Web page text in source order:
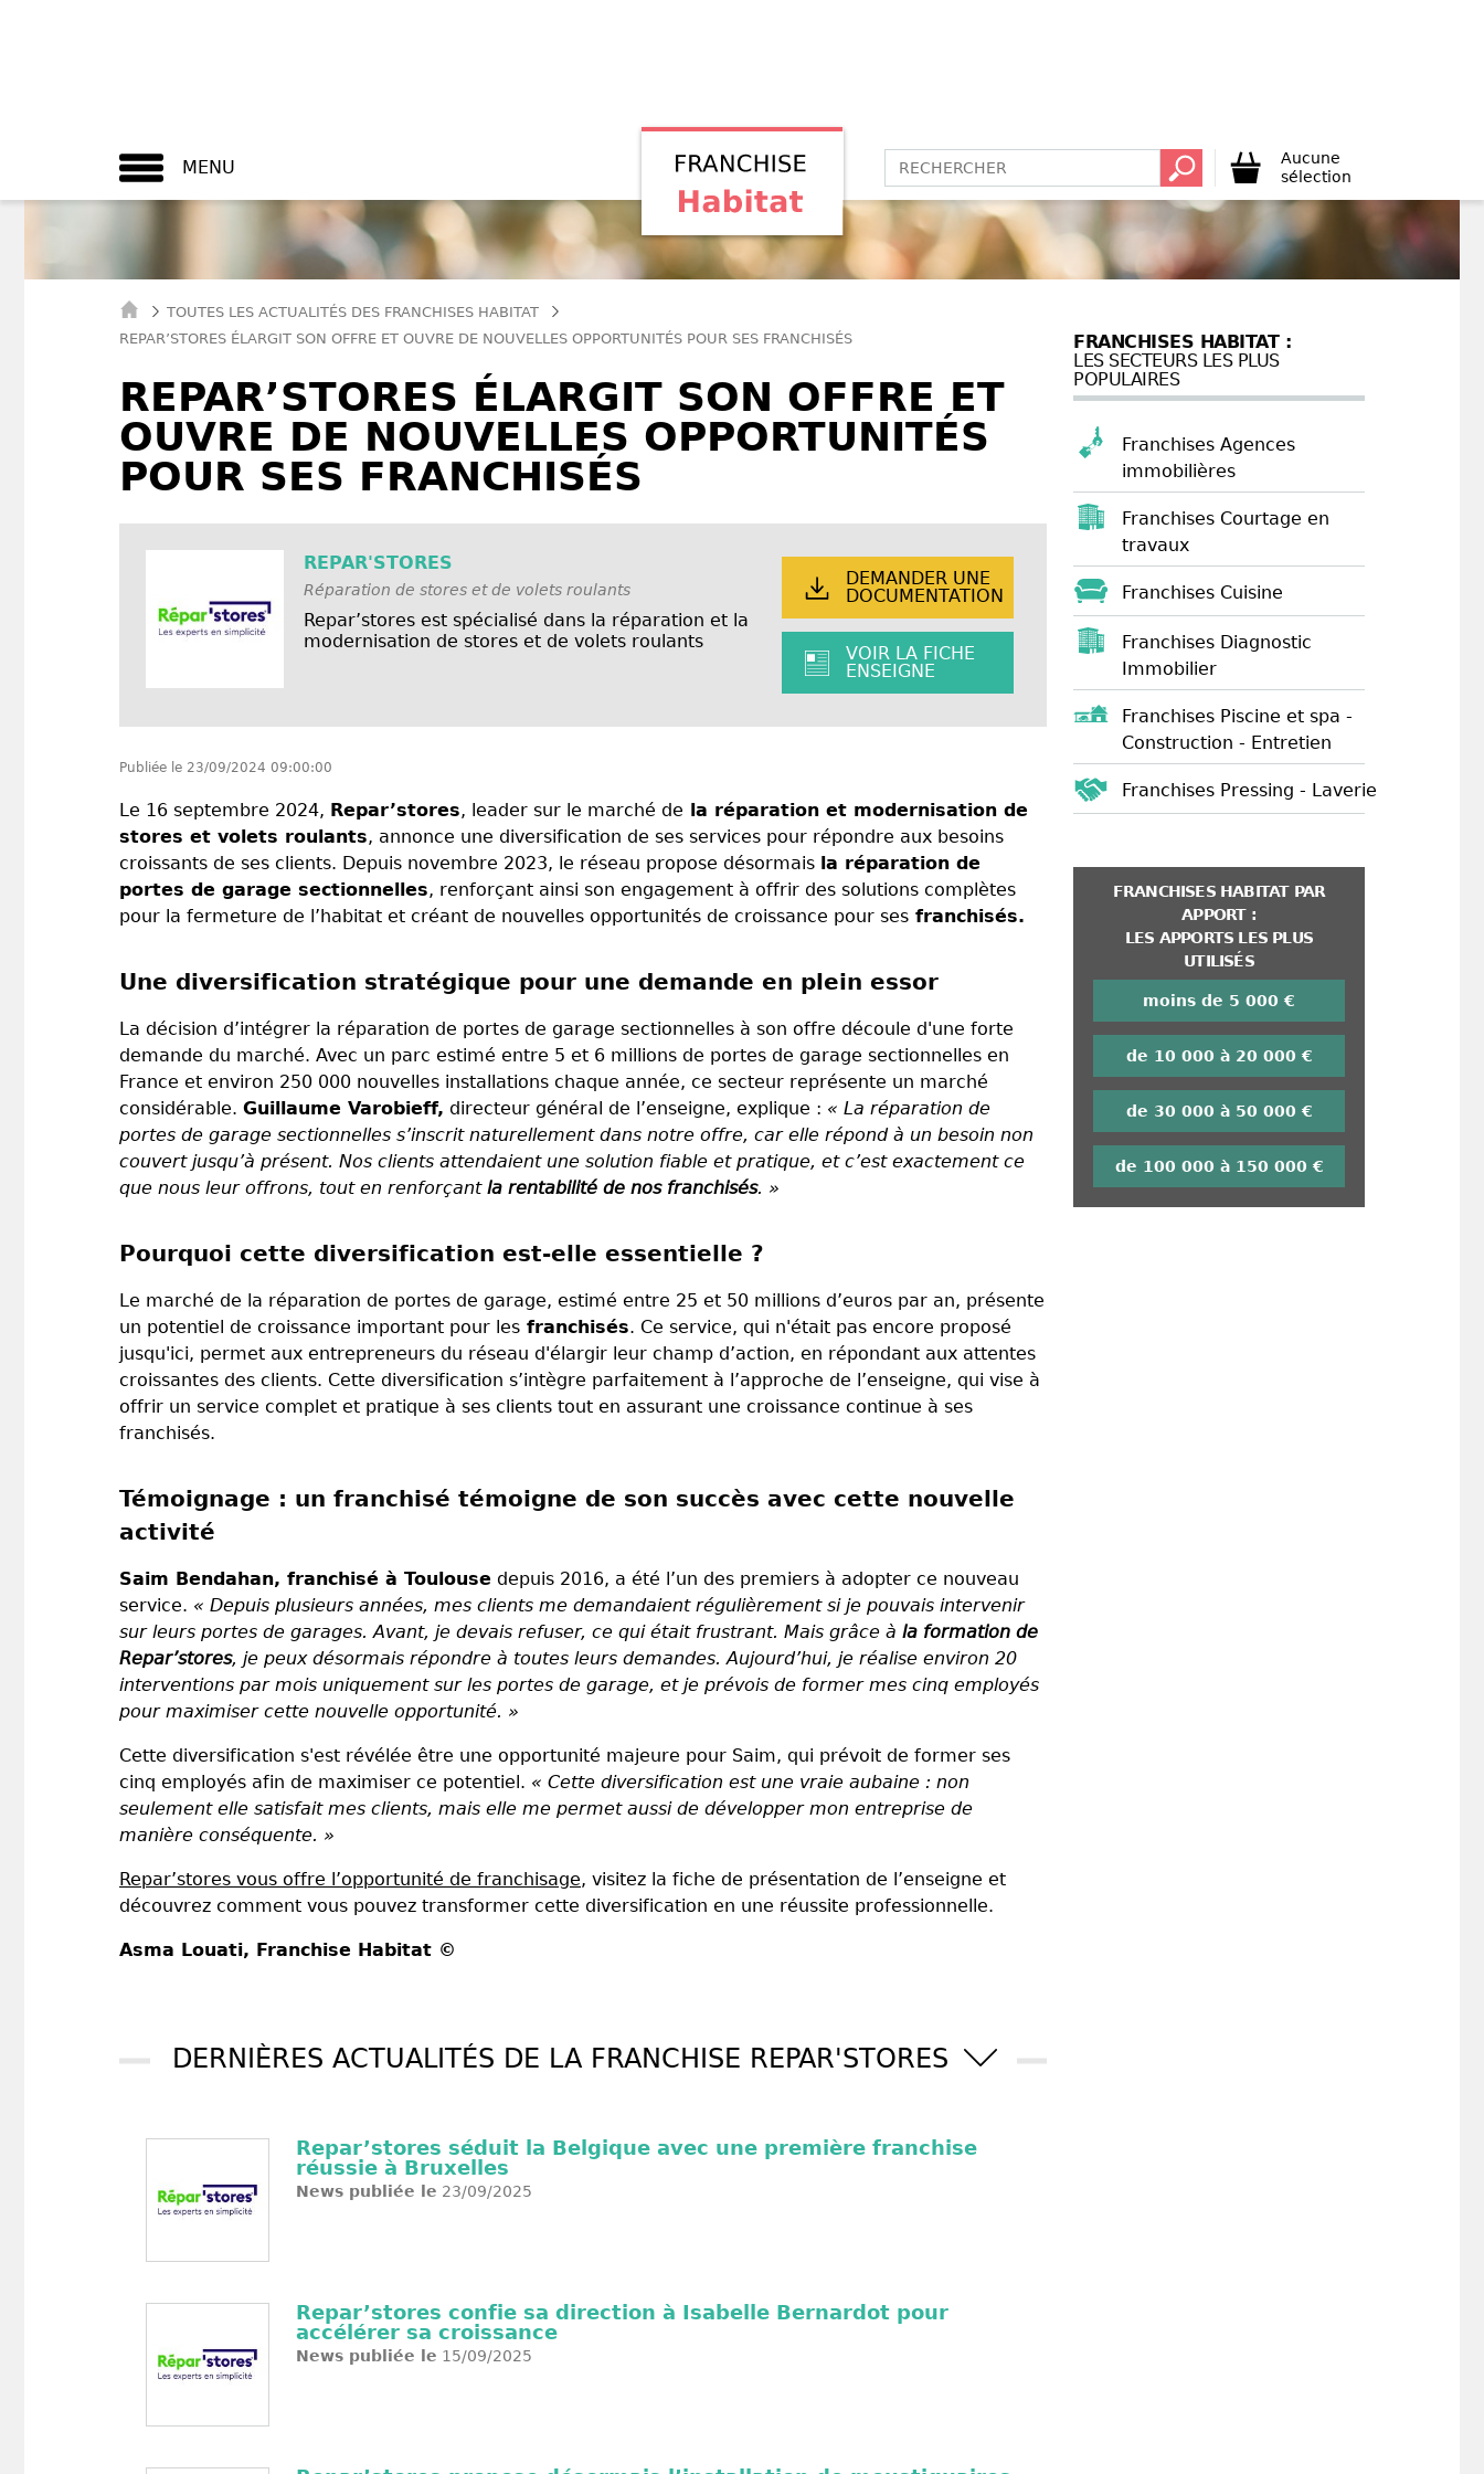
MENU
Aucune
sélection
TOUTES LES ACTUALITÉS DES FRANCHISES HABITAT
REPAR’STORES ÉLARGIT SON OFFRE ET OUVRE DE NOUVELLES OPPORTUNITÉS POUR SES FRANCHISÉS
REPAR’STORES ÉLARGIT SON OFFRE ET
OUVRE DE NOUVELLES OPPORTUNITÉS
POUR SES FRANCHISÉS
REPAR'STORES
Réparation de stores et de volets roulants
Repar’stores est spécialisé dans la réparation et la
modernisation de stores et de volets roulants
DEMANDER UNE
DOCUMENTATION
VOIR LA FICHE
ENSEIGNE
Publiée le 23/09/2024 09:00:00
Le 16 septembre 2024, Repar’stores, leader sur le marché de la réparation et modernisation de
stores et volets roulants, annonce une diversification de ses services pour répondre aux besoins
croissants de ses clients. Depuis novembre 2023, le réseau propose désormais la réparation de
portes de garage sectionnelles, renforçant ainsi son engagement à offrir des solutions complètes
pour la fermeture de l’habitat et créant de nouvelles opportunités de croissance pour ses franchisés.
Une diversification stratégique pour une demande en plein essor
La décision d’intégrer la réparation de portes de garage sectionnelles à son offre découle d'une forte
demande du marché. Avec un parc estimé entre 5 et 6 millions de portes de garage sectionnelles en
France et environ 250 000 nouvelles installations chaque année, ce secteur représente un marché
considérable. Guillaume Varobieff, directeur général de l’enseigne, explique : « La réparation de
portes de garage sectionnelles s’inscrit naturellement dans notre offre, car elle répond à un besoin non
couvert jusqu’à présent. Nos clients attendaient une solution fiable et pratique, et c’est exactement ce
que nous leur offrons, tout en renforçant la rentabilité de nos franchisés. »
Pourquoi cette diversification est-elle essentielle ?
Le marché de la réparation de portes de garage, estimé entre 25 et 50 millions d’euros par an, présente
un potentiel de croissance important pour les franchisés. Ce service, qui n'était pas encore proposé
jusqu'ici, permet aux entrepreneurs du réseau d'élargir leur champ d’action, en répondant aux attentes
croissantes des clients. Cette diversification s’intègre parfaitement à l’approche de l’enseigne, qui vise à
offrir un service complet et pratique à ses clients tout en assurant une croissance continue à ses
franchisés.
Témoignage : un franchisé témoigne de son succès avec cette nouvelle
activité
Saim Bendahan, franchisé à Toulouse depuis 2016, a été l’un des premiers à adopter ce nouveau
service. « Depuis plusieurs années, mes clients me demandaient régulièrement si je pouvais intervenir
sur leurs portes de garages. Avant, je devais refuser, ce qui était frustrant. Mais grâce à la formation de
Repar’stores, je peux désormais répondre à toutes leurs demandes. Aujourd’hui, je réalise environ 20
interventions par mois uniquement sur les portes de garage, et je prévois de former mes cinq employés
pour maximiser cette nouvelle opportunité. »
Cette diversification s'est révélée être une opportunité majeure pour Saim, qui prévoit de former ses
cinq employés afin de maximiser ce potentiel. « Cette diversification est une vraie aubaine : non
seulement elle satisfait mes clients, mais elle me permet aussi de développer mon entreprise de
manière conséquente. »
Repar’stores vous offre l’opportunité de franchisage, visitez la fiche de présentation de l’enseigne et
découvrez comment vous pouvez transformer cette diversification en une réussite professionnelle.
Asma Louati, Franchise Habitat ©
DERNIÈRES ACTUALITÉS DE LA FRANCHISE REPAR'STORES
Repar’stores séduit la Belgique avec une première franchise
réussie à Bruxelles
News publiée le 23/09/2025
Repar’stores confie sa direction à Isabelle Bernardot pour
accélérer sa croissance
News publiée le 15/09/2025
FRANCHISES HABITAT :
LES SECTEURS LES PLUS
POPULAIRES
Franchises Agences
immobilières
Franchises Courtage en
travaux
Franchises Cuisine
Franchises Diagnostic
Immobilier
Franchises Piscine et spa -
Construction - Entretien
Franchises Pressing - Laverie
FRANCHISES HABITAT PAR
APPORT :
LES APPORTS LES PLUS
UTILISÉS
moins de 5 000 €
de 10 000 à 20 000 €
de 30 000 à 50 000 €
de 100 000 à 150 000 €